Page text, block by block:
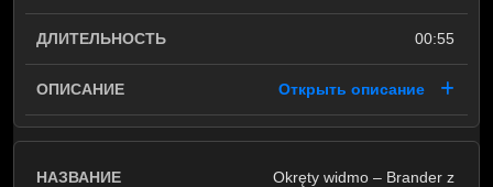
00:55
Открыть описание
Okręty widmo – Brander z